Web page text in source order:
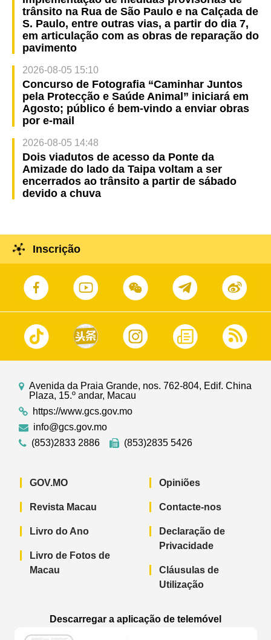
trânsito na Rua de São Paulo e na Calçada de
S. Paulo, entre outras vias, a partir do dia 7,
em articulação com as obras de reparação do
pavimento
2026-08-05 15:10
Concurso de Fotografia “Caminhar Juntos
pela Protecção e Saúde Animal” iniciará em
Agosto; público é bem-vindo a enviar obras
por e-mail
2026-08-05 14:48
Dois viadutos de acesso da Ponte da
Amizade do lado da Taipa voltam a ser
encerrados ao trânsito a partir de sábado
devido a chuva
Inscrição
Avenida da Praia Grande, nos. 762-804, Edif. China
Plaza, 15.º andar, Macau
https://www.gcs.gov.mo
info@gcs.gov.mo
(853)2833 2886
(853)2835 5426
GOV.MO
Revista Macau
Livro do Ano
Livro de Fotos de
Macau
Opiniões
Contacte-nos
Declaração de
Privacidade
Cláusulas de
Utilização
Descarregar a aplicação de telemóvel